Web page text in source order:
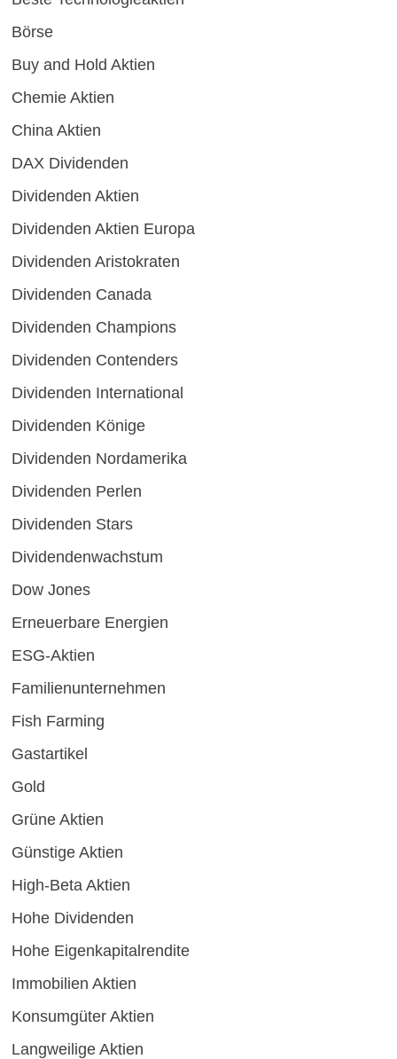
Börse
Buy and Hold Aktien
Chemie Aktien
China Aktien
DAX Dividenden
Dividenden Aktien
Dividenden Aktien Europa
Dividenden Aristokraten
Dividenden Canada
Dividenden Champions
Dividenden Contenders
Dividenden International
Dividenden Könige
Dividenden Nordamerika
Dividenden Perlen
Dividenden Stars
Dividendenwachstum
Dow Jones
Erneuerbare Energien
ESG-Aktien
Familienunternehmen
Fish Farming
Gastartikel
Gold
Grüne Aktien
Günstige Aktien
High-Beta Aktien
Hohe Dividenden
Hohe Eigenkapitalrendite
Immobilien Aktien
Konsumgüter Aktien
Langweilige Aktien